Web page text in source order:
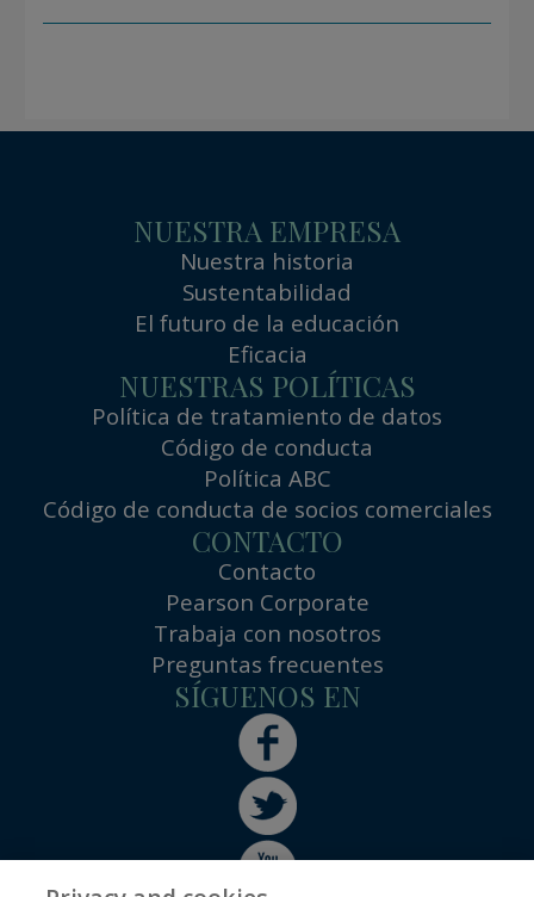
NUESTRA EMPRESA
Nuestra historia
Sustentabilidad
El futuro de la educación
Eficacia
NUESTRAS POLÍTICAS
Política de tratamiento de datos
Código de conducta
Política ABC
Código de conducta de socios comerciales
CONTACTO
Contacto
Pearson Corporate
Trabaja con nosotros
Preguntas frecuentes
SÍGUENOS EN